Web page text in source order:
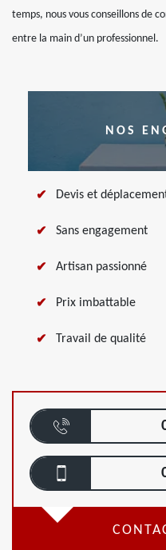
temps, nous vous conseillons de
entre la main d’un professionnel.
NOS
Devis et
Sans engagement
Artisan passionné
Prix imbattable
Travail de qualité